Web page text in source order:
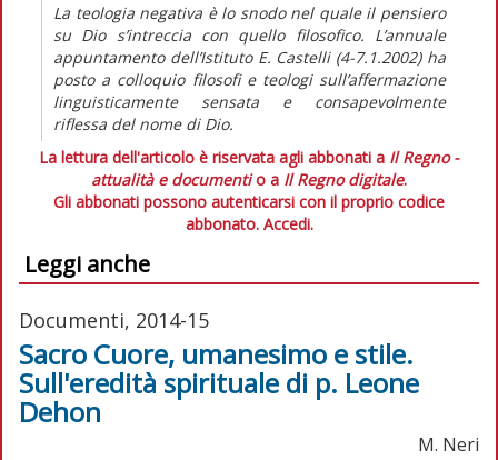
La teologia negativa è lo snodo nel quale il pensiero
su Dio s’intreccia con quello filosofico. L’annuale
appuntamento dell’Istituto E. Castelli (4-7.1.2002) ha
posto a colloquio filosofi e teologi sull’affermazione
linguisticamente sensata e consapevolmente
riflessa del nome di Dio.
La lettura dell'articolo è riservata agli abbonati a Il Regno -
attualità e documentio a Il Regno digitale.
Gli abbonati possono autenticarsi con il proprio codice
abbonato. Accedi.
Leggi anche
Documenti, 2014-15
Sacro Cuore, umanesimo e stile.
Sull'eredità spirituale di p. Leone
Dehon
M. Neri